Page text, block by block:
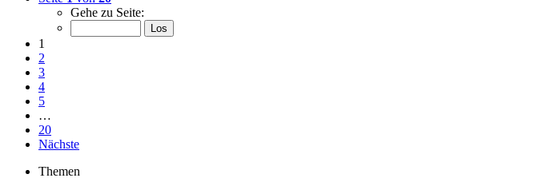
Gehe zu Seite:
1
2
3
4
5
…
20
Nächste
Themen